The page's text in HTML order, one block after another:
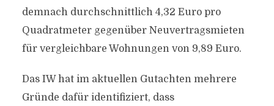
demnach durchschnittlich 4,32 Euro pro
Quadratmeter gegenüber Neuvertragsmieten
für vergleichbare Wohnungen von 9,89 Euro.
Das IW hat im aktuellen Gutachten mehrere
Gründe dafür identifiziert, dass